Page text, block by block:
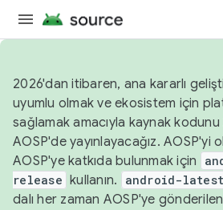
2026'dan itibaren, ana kararlı
uyumlu olmak ve ekosistem için
sağlamak amacıyla kaynak
AOSP'de yayınlayacağız. AOSP'yi
AOSP'ye katkıda bulunmak için
release kullanın. android-
dalı her zaman AOSP'ye